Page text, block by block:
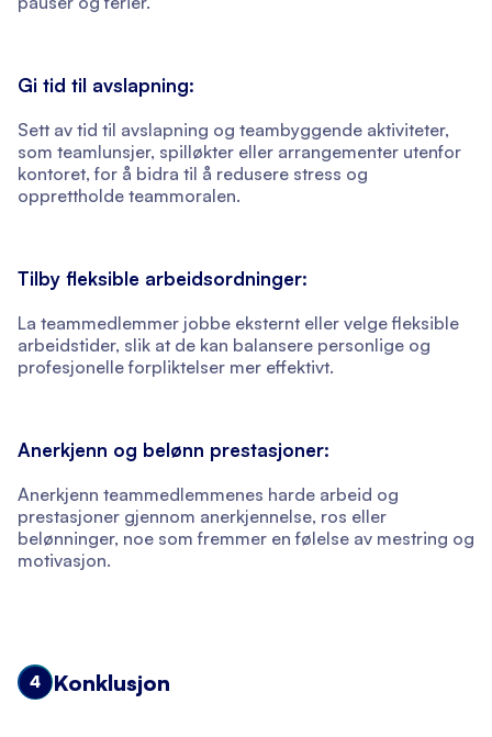
Gi tid til avslapning:
Sett av tid til avslapning og teambyggende aktiviteter,
som teamlunsjer, spilløkter eller arrangementer utenfor
kontoret, for å bidra til å redusere stress og
opprettholde teammoralen.
Tilby fleksible arbeidsordninger:
La teammedlemmer jobbe eksternt eller velge fleksible
arbeidstider, slik at de kan balansere personlige og
profesjonelle forpliktelser mer effektivt.
Anerkjenn og belønn prestasjoner:
Anerkjenn teammedlemmenes harde arbeid og
prestasjoner gjennom anerkjennelse, ros eller
belønninger, noe som fremmer en følelse av mestring og
motivasjon.
4 Konklusjon